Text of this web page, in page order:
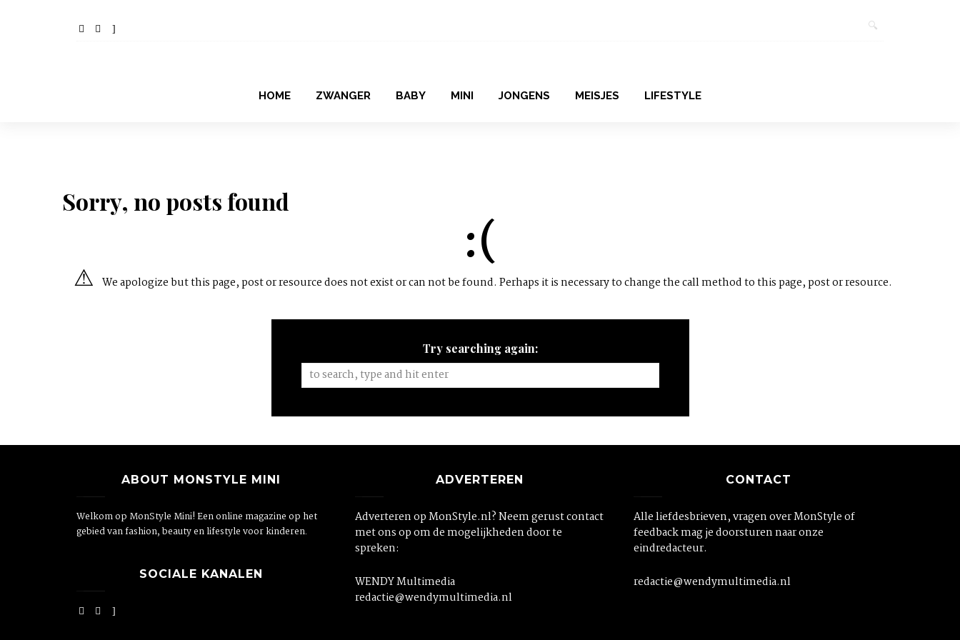
HOME ZWANGER BABY MINI JONGENS MEISJES LIFESTYLE
Sorry, no posts found
:(
We apologize but this page, post or resource does not exist or can not be found. Perhaps it is necessary to change the call method to this page, post or resource.
Try searching again:
ABOUT MONSTYLE MINI
Welkom op MonStyle Mini! Een online magazine op het
gebied van fashion, beauty en lifestyle voor kinderen.
SOCIALE KANALEN
ADVERTEREN
Adverteren op MonStyle.nl? Neem gerust contact
met ons op om de mogelijkheden door te
spreken:
WENDY Multimedia
redactie@wendymultimedia.nl
CONTACT
Alle liefdesbrieven, vragen over MonStyle of
feedback mag je doorsturen naar onze
eindredacteur.
redactie@wendymultimedia.nl